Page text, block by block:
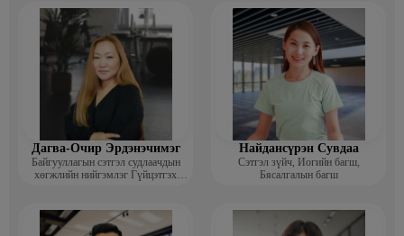
Дагва-Очир Эрдэнэчимэг
Байгууллагын сэтгэл судлаачдын
хөгжлийн нийгэмлэг Гүйцэтгэх
Найдансүрэн Сувдаа
Сэтгэл зүйч, Иогийн багш,
Бясалгалын багш